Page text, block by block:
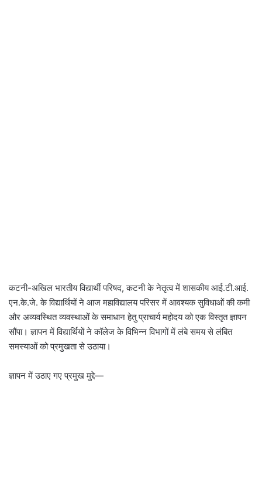
कटनी-अखिल भारतीय विद्यार्थी परिषद, कटनी के नेतृत्व में शासकीय आई.टी.आई.
एन.के.जे. के विद्यार्थियों ने आज महाविद्यालय परिसर में आवश्यक सुविधाओं की कमी
और अव्यवस्थित व्यवस्थाओं के समाधान हेतु प्राचार्य महोदय को एक विस्तृत ज्ञापन
सौंपा। ज्ञापन में विद्यार्थियों ने कॉलेज के विभिन्न विभागों में लंबे समय से लंबित
समस्याओं को प्रमुखता से उठाया।
ज्ञापन में उठाए गए प्रमुख मुद्दे—